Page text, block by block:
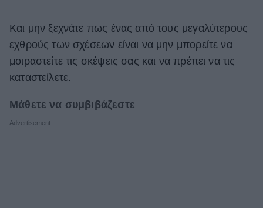
Και μην ξεχνάτε πως ένας από τους μεγαλύτερους
εχθρούς των σχέσεων είναι να μην μπορείτε να
μοιραστείτε τις σκέψεις σας και να πρέπει να τις
καταστείλετε.
Μάθετε να συμβιβάζεστε